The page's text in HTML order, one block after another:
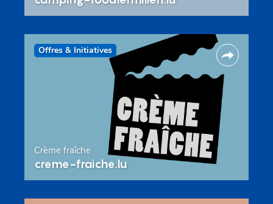
Offres & Initiatives
Crème fraîche
creme-fraiche.lu